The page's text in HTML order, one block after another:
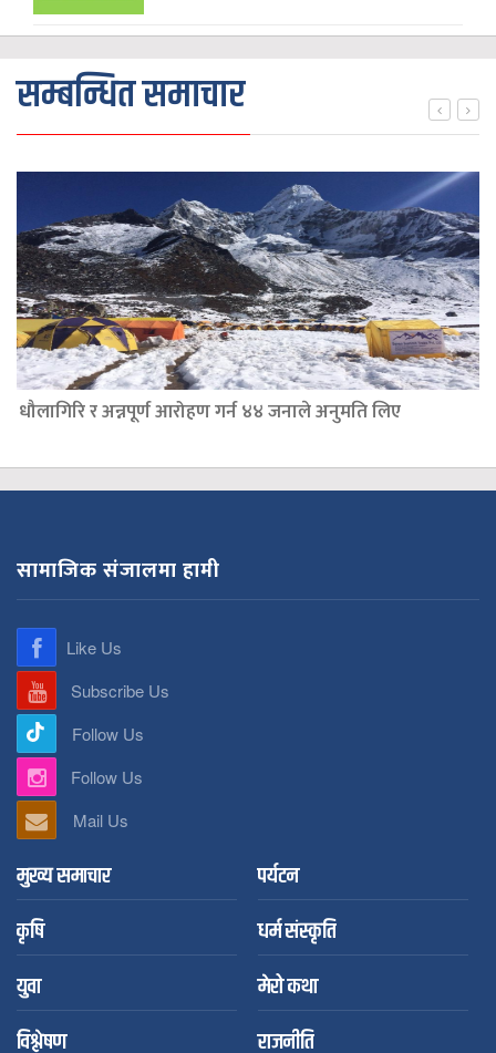
सम्बन्धित समाचार
धौलागिरि र अन्नपूर्ण आरोहण गर्न ४४ जनाले अनुमति लिए
सामाजिक संजालमा हामी
Like Us
Subscribe Us
Follow Us
Follow Us
Mail Us
मुख्य समाचार
पर्यटन
कृषि
धर्म संस्कृति
युवा
मेरो कथा
विश्लेषण
राजनीति